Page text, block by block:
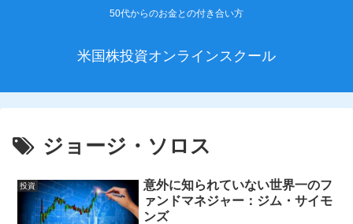
50代からのお金との付き合い方
米国株投資オンラインスクール
ジョージ・ソロス
投資
意外に知られていない世界一のフ
ァンドマネジャー：ジム・サイモ
ンズ